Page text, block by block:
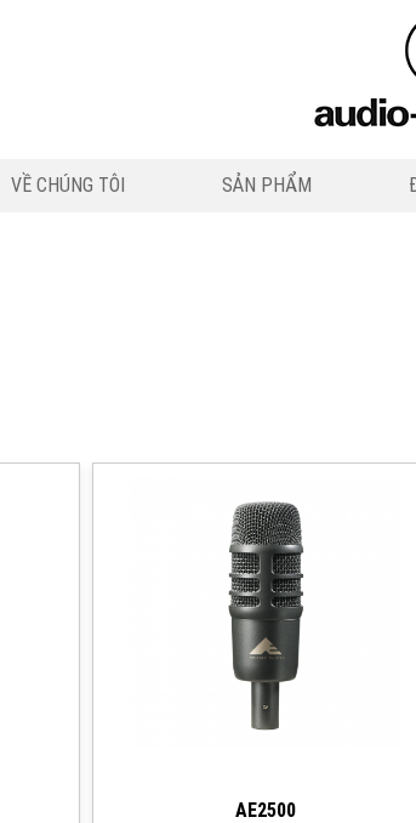
VỀ CHÚNG TÔI SẢN PHẨM
AE2500